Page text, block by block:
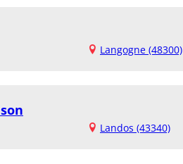
Langogne (48300)
Landos (43340)